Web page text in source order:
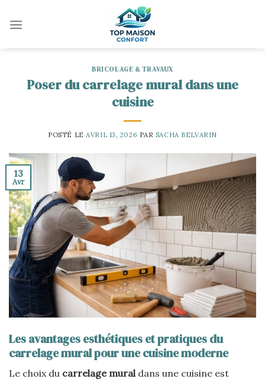
BRICOLAGE & TRAVAUX
Poser du carrelage mural dans une
cuisine
POSTÉ LE AVRIL 13, 2026 PAR SACHA BELVARIN
13
Avr
Les avantages esthétiques et pratiques du
carrelage mural pour une cuisine moderne
Le choix du carrelage mural dans une cuisine est